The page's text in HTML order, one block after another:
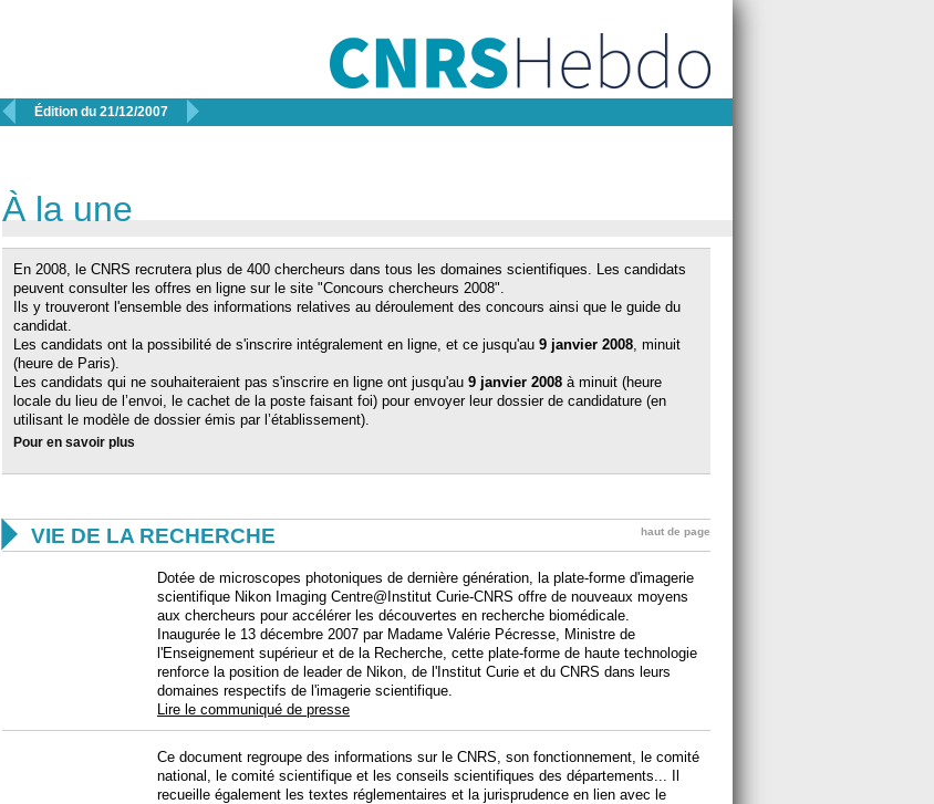
 Édition du 21/12/2007 
À la une
En 2008, le CNRS recrutera plus de 400 chercheurs dans tous les domaines scientifiques. Les candidats
peuvent consulter les offres en ligne sur le site "Concours chercheurs 2008".
Ils y trouveront l'ensemble des informations relatives au déroulement des concours ainsi que le guide du
candidat.
Les candidats ont la possibilité de s'inscrire intégralement en ligne, et ce jusqu'au 9 janvier 2008, minuit
(heure de Paris).
Les candidats qui ne souhaiteraient pas s'inscrire en ligne ont jusqu'au 9 janvier 2008 à minuit (heure
locale du lieu de l’envoi, le cachet de la poste faisant foi) pour envoyer leur dossier de candidature (en
utilisant le modèle de dossier émis par l’établissement).
Pour en savoir plus
 VIE DE LA RECHERCHE haut de page
Dotée de microscopes photoniques de dernière génération, la plate-forme d'imagerie
scientifique Nikon Imaging Centre@Institut Curie-CNRS offre de nouveaux moyens
aux chercheurs pour accélérer les découvertes en recherche biomédicale.
Inaugurée le 13 décembre 2007 par Madame Valérie Pécresse, Ministre de
l'Enseignement supérieur et de la Recherche, cette plate-forme de haute technologie
renforce la position de leader de Nikon, de l'Institut Curie et du CNRS dans leurs
domaines respectifs de l'imagerie scientifique.
Lire le communiqué de presse
Ce document regroupe des informations sur le CNRS, son fonctionnement, le comité
national, le comité scientifique et les conseils scientifiques des départements... Il
recueille également les textes réglementaires et la jurisprudence en lien avec le